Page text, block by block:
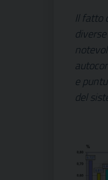
Il fatto
e
del